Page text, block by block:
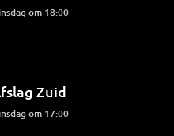
dinsdag om 18:00
Zuid
dinsdag om 17:00